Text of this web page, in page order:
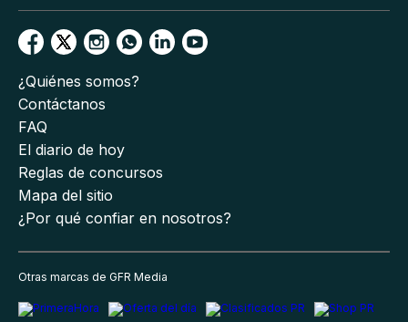
¿Quiénes somos?
Contáctanos
FAQ
El diario de hoy
Reglas de concursos
Mapa del sitio
¿Por qué confiar en nosotros?
Otras marcas de GFR Media